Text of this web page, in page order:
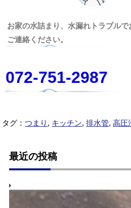
お家の水詰まり、水漏れトラブル
ご連絡ください。
072-751-2987
タグ：つまり , キッチン,排水管,高圧
最近の投稿